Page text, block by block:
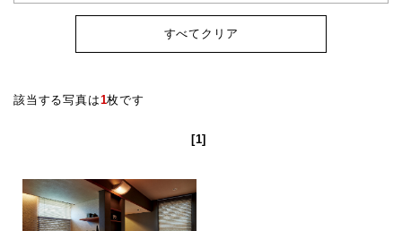
すべてクリア
該当する写真は1枚です
[1]